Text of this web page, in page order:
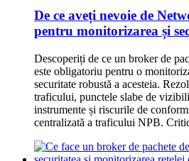
De ce aveți nevoie de
pentru monitorizarea și
Descoperiți de ce un broker de
este obligatoriu pentru o
securitate robustă a acesteia.
traficului, punctele slabe de
instrumente și riscurile de
centralizată a traficului NPB.